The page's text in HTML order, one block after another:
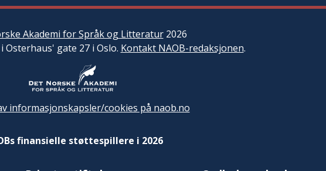
Akademi for Språk og Litteratur2026
Osterhaus' gate 27 i Oslo. Kontakt NAOB-redaksjonen.
informasjonskapsler/cookies på naob.no
finansielle støttespillere i 2026